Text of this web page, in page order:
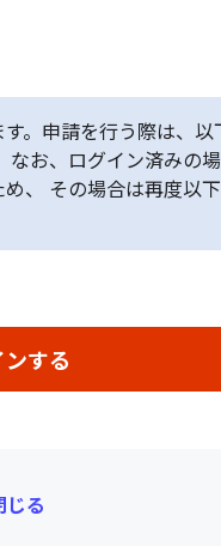
。申請を行う際は、以
お、ログイン済みの
、 その場合は再度以
じる